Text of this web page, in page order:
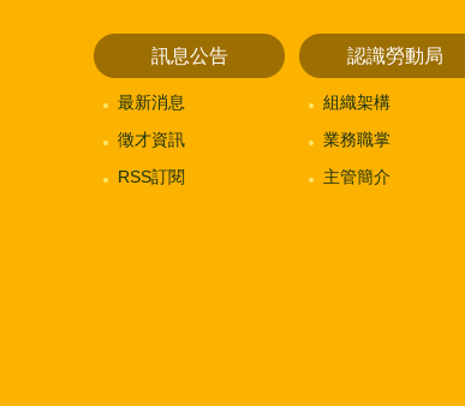
訊息公告
最新消息
徵才資訊
RSS訂閱
認識勞動局
組織架構
業務職掌
主管簡介